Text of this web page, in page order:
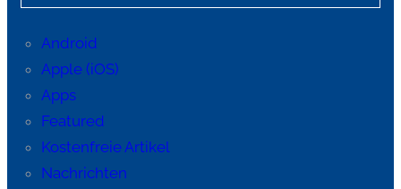
Android
Apple (iOS)
Apps
Featured
Kostenfreie Artikel
Nachrichten